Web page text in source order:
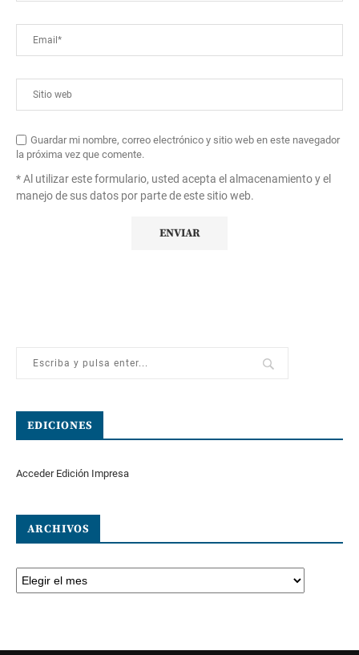
Guardar mi nombre, correo electrónico y sitio web en este navegador
la próxima vez que comente.
* Al utilizar este formulario, usted acepta el almacenamiento y el
manejo de sus datos por parte de este sitio web.
EDICIONES
Acceder Edición Impresa
ARCHIVOS